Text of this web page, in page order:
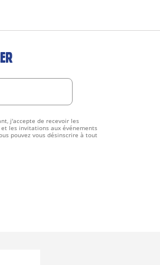
j'accepte de recevoir les
les invitations aux événements
pouvez vous désinscrire à tout